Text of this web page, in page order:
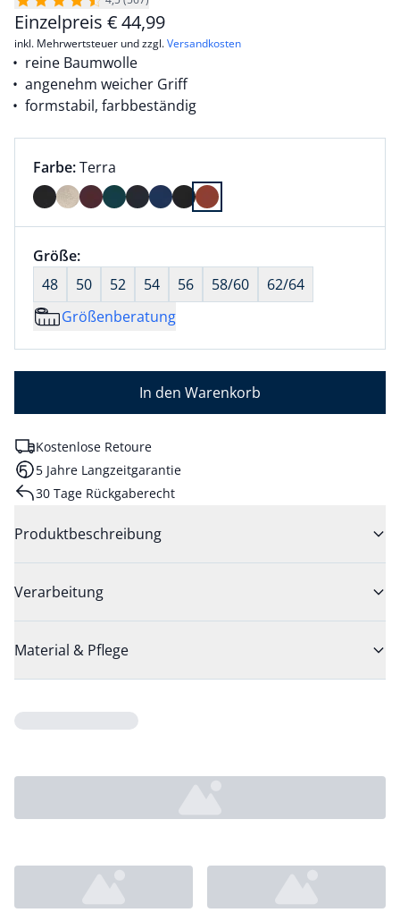
Einzelpreis €44,99
inkl. Mehrwertsteuer und zzgl.Versandkosten
reine Baumwolle
angenehm weicher Griff
formstabil, farbbeständig
Farbauswahl:
Farbe:aktuell ausgewählt:
Terra
Farbe Terra ausgewählt
Größenauswahl:
Größe:nichts ausgewählt
48
50 52 54 56 58/60
62/64
Größenberatung
In den Warenkorb
Kostenlose Retoure
5 Jahre Langzeitgarantie
30 Tage Rückgaberecht
Produktbeschreibung
Verarbeitung
Material & Pflege